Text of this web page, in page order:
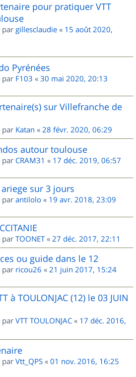
pour pratiquer VTT
par gillesclaudie « 15 août 2020,
Pyrénées
par F103 « 30 mai 2020, 20:13
sur Villefranche de
par Katan « 28 févr. 2020, 06:29
autour toulouse
par CRAM31 « 17 déc. 2019, 06:57
sur 3 jours
par antilolo « 19 avr. 2018, 23:09
par TOONET« 27 déc. 2017, 22:11
ou guide dans le 12
par ricou26 « 21 juin 2017, 15:24
à TOULONJAC (12) le 03 JUIN
par VTT TOULONJAC « 17 déc. 2016,
par Vtt_QPS « 01 nov. 2016, 16:25